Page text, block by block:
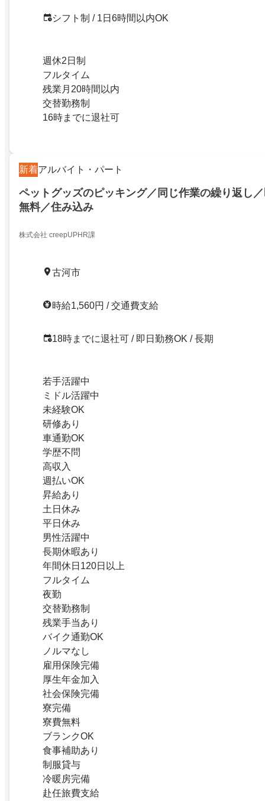
シフト制 / 1日6時間以内OK
週休2日制
フルタイム
残業月20時間以内
交替勤務制
16時までに退社可
新着アルバイト・パート
ペットグッズのピッキング／同じ作業の繰り返し
無料／住み込み
株式会社 creepUPHR課
古河市
時給1,560円 / 交通費支給
18時までに退社可 / 即日勤務OK / 長期
若手活躍中
ミドル活躍中
未経験OK
研修あり
車通勤OK
学歴不問
高収入
週払いOK
昇給あり
土日休み
平日休み
男性活躍中
長期休暇あり
年間休日120日以上
フルタイム
夜勤
交替勤務制
残業手当あり
バイク通勤OK
ノルマなし
雇用保険完備
厚生年金加入
社会保険完備
寮完備
寮費無料
ブランクOK
食事補助あり
制服貸与
冷暖房完備
赴任旅費支給